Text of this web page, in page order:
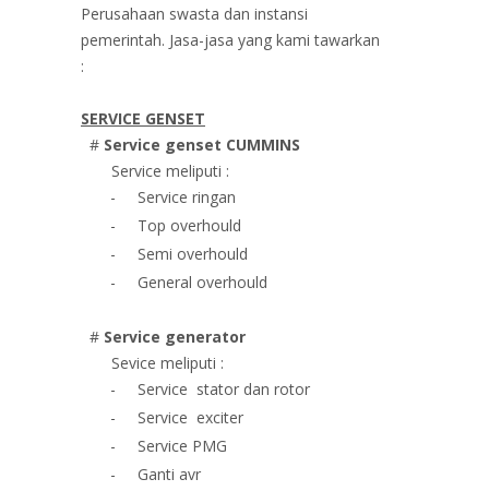
Perusahaan swasta dan instansi
pemerintah. Jasa-jasa yang kami tawarkan
:
SERVICE GENSET
# Service genset CUMMINS
Service meliputi :
-
Service ringan
-
Top overhould
-
Semi overhould
-
General overhould
# Service generator
Sevice meliputi :
-
Service stator dan rotor
-
Service exciter
-
Service PMG
-
Ganti avr